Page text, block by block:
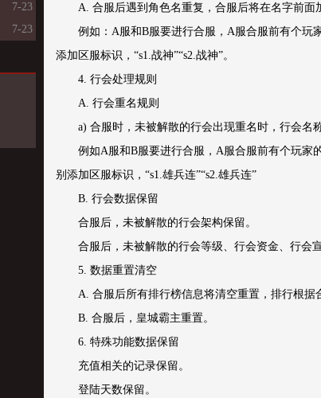
7-23
7-23
A. 合服后遇到角色名重复，合服后将在名字前面
例如：A服和B服要进行合服，A服合服前有个玩
添加区服标识，“s1.战神”“s2.战神”。
4. 行会处理规则
A. 行会重名规则
a) 合服时，未被解散的行会出现重名时，行会名
例如A服和B服要进行合服，A服合服前有个玩家
别添加区服标识，“s1.雄兵连”“s2.雄兵连”
B. 行会数据保留
合服后，未被解散的行会架构保留。
合服后，未被解散的行会等级、行会资金、行会
5. 数据重置清空
A. 合服后所有排行榜信息将清空重置，排行根据
B. 合服后，皇城霸主重置。
6. 特殊功能数据保留
充值相关的记录保留。
登陆天数保留。